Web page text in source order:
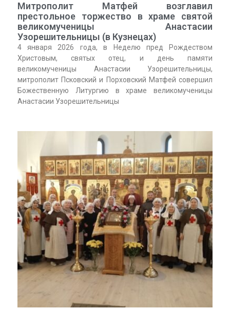
Митрополит Матфей возглавил
престольное торжество в храме святой
великомученицы Анастасии
Узорешительницы (в Кузнецах)
4 января 2026 года, в Неделю пред Рождеством
Христовым, святых отец, и день памяти
великомученицы Анастасии Узорешительницы,
митрополит Псковский и Порховский Матфей совершил
Божественную Литургию в храме великомученицы
Анастасии Узорешительницы